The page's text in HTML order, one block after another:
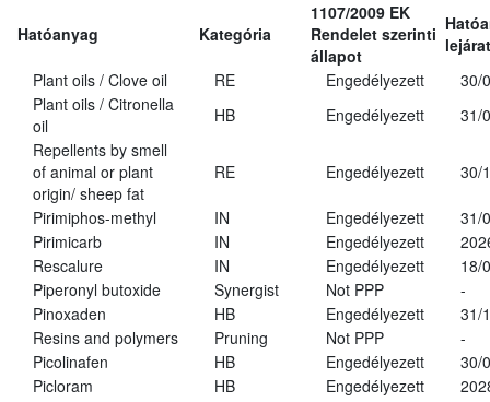
Hatóanyag Kategória
1107/2009 EK
Rendelet szerinti
állapot
Plant oils / Clove oil
RE Engedélyezett
30/
Plant oils / Citronella
oil
HB Engedélyezett
31/
Repellents by smell
of animal or plant
origin/ sheep fat
RE Engedélyezett 30/
Pirimiphos-methyl IN Engedélyezett
31/
Pirimicarb
IN Engedélyezett
Rescalure
IN Engedélyezett
18/
Piperonyl butoxide
Synergist Not PPP
-
Pinoxaden
HB Engedélyezett
31/
Resins and polymers
Pruning Not PPP
-
Picolinafen
HB Engedélyezett
30/
Picloram
HB Engedélyezett